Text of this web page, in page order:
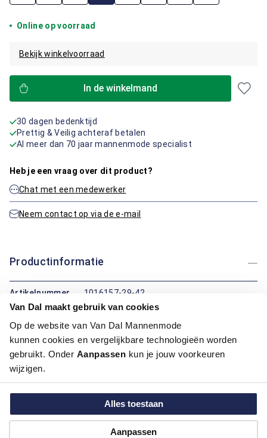
Van Dal maakt gebruik van cookies
Op de website van Van Dal Mannenmode
kunnen cookies en vergelijkbare technologieën worden
gebruikt. Onder Aanpassen kun je jouw voorkeuren
wijzigen.
Alles toestaan
Aanpassen
Online op voorraad
Bekijk winkelvoorraad
In de winkelmand
30 dagen bedenktijd
Prettig & Veilig achteraf betalen
Al meer dan 70 jaar mannenmode specialist
Heb je een vraag over dit product?
Chat met een medewerker
Neem contact op via de e-mail
Productinformatie
Artikelnummer
1016157-29-42
Kleur:
Blauw Mix
Pasvorm:
Motief:
All over motief
Over Marvelis